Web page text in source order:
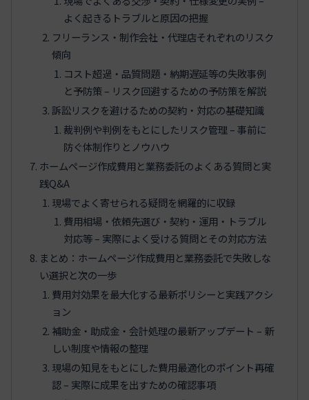
よく起きるトラブルと原因の把握
フリーランス・制作会社・代理店それぞれのリスク
傾向
コスト超過・品質問題・納期遅延等の失敗事例
と予防策 – リスク回避するための予防策を解説
訴訟リスクを避けるための契約・対応の基礎知識
裁判例や判例をもとにしたリスク管理 – 事前に
防ぐ体制作りとノウハウ
ホームページ作成費用と業務委託のよくある質問と実
践Q&A
現場でよく寄せられる疑問を網羅的に収録
費用相場・依頼先選び・契約・運用・トラブル
対応等 – 実際によく受ける質問とその対応方法
まとめ：ホームページ作成費用と業務委託で失敗しな
い選択と次の一歩
費用対効果を最大化する最新ポリシーと実践アクシ
ョン
補助金・助成金・会計処理の最新アップデート – 新
しい制度や情報の整理
現場の知見をもとにした費用最適化のポイント再確
認 – 実際に成果を出すための確認事項